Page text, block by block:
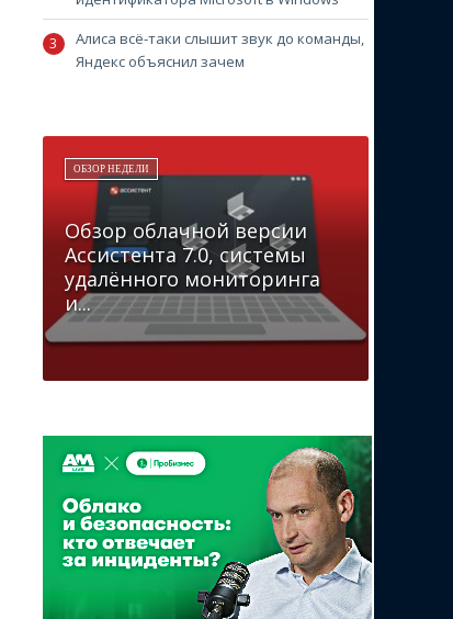
Алиса всё-таки слышит звук до команды,
Яндекс объяснил зачем
ОБЗОР НЕДЕЛИ
Обзор облачной версии
Ассистента 7.0, системы
удалённого мониторинга
и...